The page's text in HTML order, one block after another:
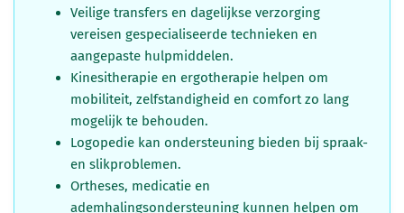
Veilige transfers en dagelijkse verzorging
vereisen gespecialiseerde technieken en
aangepaste hulpmiddelen.
Kinesitherapie en ergotherapie helpen om
mobiliteit, zelfstandigheid en comfort zo lang
mogelijk te behouden.
Logopedie kan ondersteuning bieden bij spraak-
en slikproblemen.
Ortheses, medicatie en
ademhalingsondersteuning kunnen helpen om